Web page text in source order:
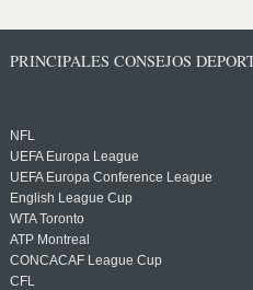
PRINCIPALES CONSEJOS
NFL
UEFA Europa League
UEFA Europa Conference League
English League Cup
WTA Toronto
ATP Montreal
CONCACAF League Cup
CFL